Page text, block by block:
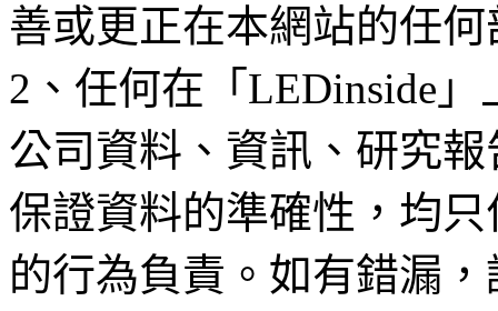
善或更正在本網站的任
2、任何在「LEDinside
公司資料、資訊、研究
保證資料的準確性，均
的行為負責。如有錯漏